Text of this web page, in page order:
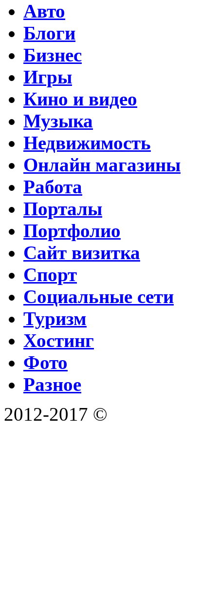
Авто
Блоги
Бизнес
Игры
Кино и видео
Музыка
Недвижимость
Онлайн магазины
Работа
Порталы
Портфолио
Сайт визитка
Спорт
Социальные сети
Туризм
Хостинг
Фото
Разное
2012-2017 ©